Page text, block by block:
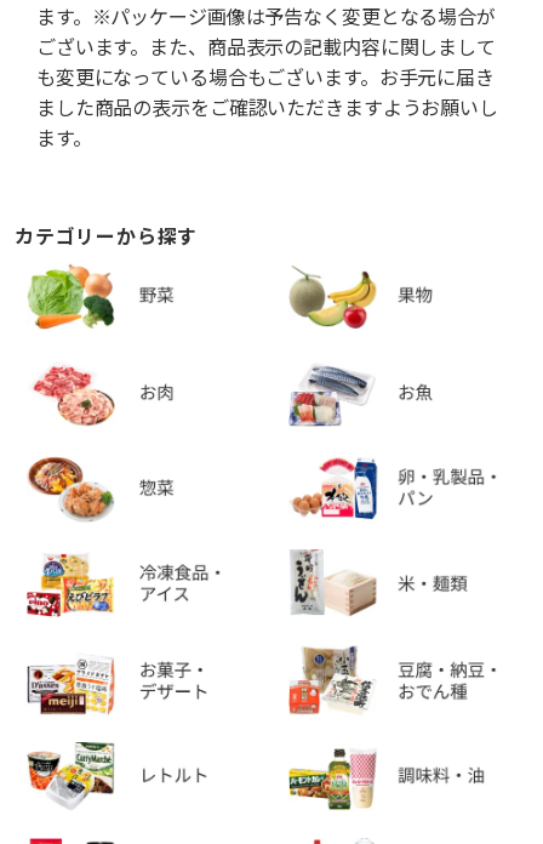
ます。※パッケージ画像は予告なく変更となる場合が
ございます。また、商品表示の記載内容に関しまして
も変更になっている場合もございます。お手元に届き
ました商品の表示をご確認いただきますようお願いし
ます。
カテゴリーから探す